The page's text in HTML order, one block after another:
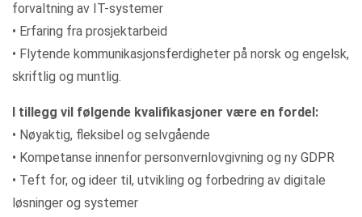
forvaltning av IT-systemer
• Erfaring fra prosjektarbeid
• Flytende kommunikasjonsferdigheter på norsk og engelsk,
skriftlig og muntlig.
I tillegg vil følgende kvalifikasjoner være en fordel:
• Nøyaktig, fleksibel og selvgående
• Kompetanse innenfor personvernlovgivning og ny GDPR
• Teft for, og ideer til, utvikling og forbedring av digitale
løsninger og systemer